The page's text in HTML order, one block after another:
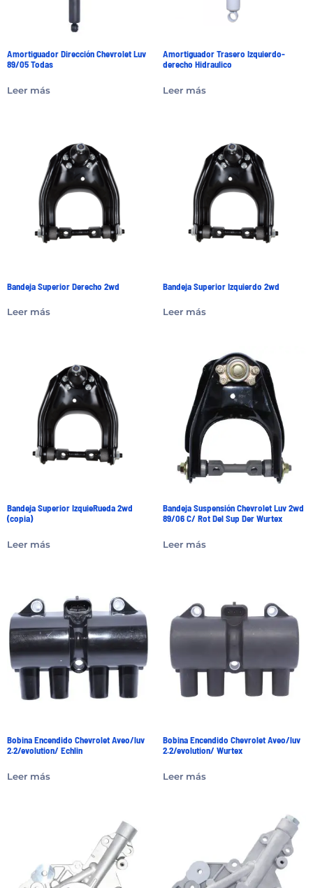
Amortiguador Dirección Chevrolet Luv
89/05 Todas
Leer más
Amortiguador Trasero Izquierdo-
derecho Hidraulico
Leer más
Bandeja Superior Derecho 2wd
Leer más
Bandeja Superior Izquierdo 2wd
Leer más
Bandeja Superior IzquieRueda 2wd
(copia)
Leer más
Bandeja Suspensión Chevrolet Luv 2wd
89/06 C/ Rot Del Sup Der Wurtex
Leer más
Bobina Encendido Chevrolet Aveo/luv
2.2/evolution/ Echlin
Leer más
Bobina Encendido Chevrolet Aveo/luv
2.2/evolution/ Wurtex
Leer más